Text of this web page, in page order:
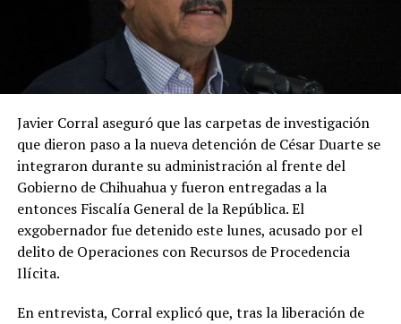
Javier Corral aseguró que las carpetas de investigación
que dieron paso a la nueva detención de César Duarte se
integraron durante su administración al frente del
Gobierno de Chihuahua y fueron entregadas a la
entonces Fiscalía General de la República. El
exgobernador fue detenido este lunes, acusado por el
delito de Operaciones con Recursos de Procedencia
Ilícita.
En entrevista, Corral explicó que, tras la liberación de